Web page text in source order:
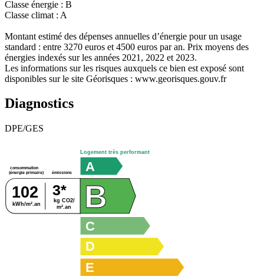
Classe énergie : B
Classe climat : A
Montant estimé des dépenses annuelles d’énergie pour un usage
standard : entre 3270 euros et 4500 euros par an. Prix moyens des
énergies indexés sur les années 2021, 2022 et 2023.
Les informations sur les risques auxquels ce bien est exposé sont
disponibles sur le site Géorisques : www.georisques.gouv.fr
Diagnostics
DPE/GES
consommation
(énergie primaire)
émissions
kg CO2/
m².an
kWh/m².an
102 3*
E
D
C
B
B
A
Logement très performant